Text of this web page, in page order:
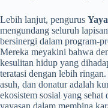
​Lebih lanjut, pengurus
mengundang seluruh
bersinergi dalam program-
Mereka meyakini bahwa
kesulitan hidup yang
teratasi dengan lebih
asuh, dan donatur adalah
ekosistem sosial yang
yayasan dalam membina